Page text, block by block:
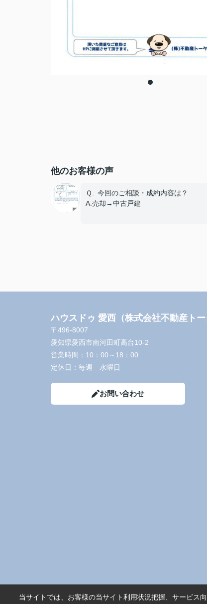
他のお客様の声
Ｑ. 今回のご相談・成約内容は？
A.売却→中古戸建
き下さい。
A.頑張っていただきました。
ハウスドゥ 愛西（株式会社不動産トー
〒496-8007
愛知県愛西市南河田町高台10-2
営業時間： 10：00～18：00
定休日： 毎週 水曜日
お問い合わせ
当サイトでは、お客様の当サイト利用状況把握、サービス